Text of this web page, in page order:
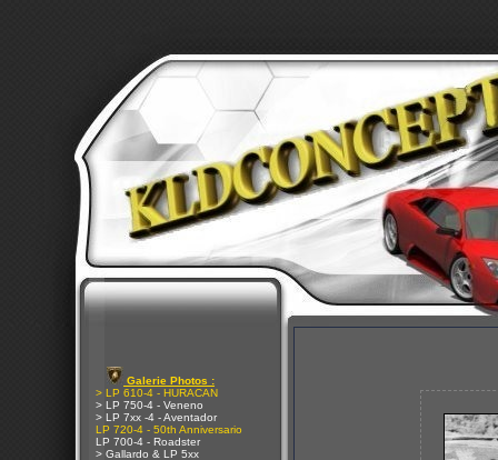
Galerie Photos :
> LP 610-4 - HURACAN
> LP 750-4 - Veneno
> LP 7xx -4 - Aventador
LP 720-4 - 50th Anniversario
LP 700-4 - Roadster
> Gallardo & LP 5xx